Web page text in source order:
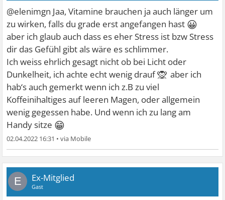
@elenimgn Jaa, Vitamine brauchen ja auch länger um
zu wirken, falls du grade erst angefangen hast 😀
aber ich glaub auch dass es eher Stress ist bzw Stress
dir das Gefühl gibt als wäre es schlimmer.
Ich weiss ehrlich gesagt nicht ob bei Licht oder
Dunkelheit, ich achte echt wenig drauf🙊 aber ich
hab‘s auch gemerkt wenn ich z.B zu viel
Koffeinihaltiges auf leeren Magen, oder allgemein
wenig gegessen habe. Und wenn ich zu lang am
Handy sitze 😁
02.04.2022 16:31 •
E Ex-Mitglied
Gast